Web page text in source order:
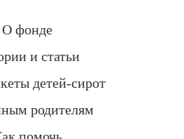
О фонде
и статьи
детей-сирот
родителям